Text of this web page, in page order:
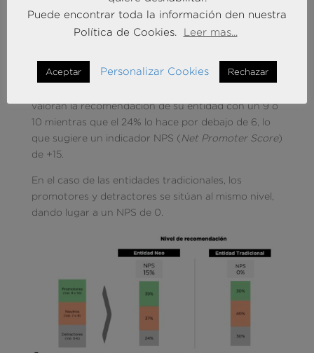
clientes de este tipo de entidad.
La recomendación de los clientes de neobancos es
superior a la de las entidades tradicionales
recomendación mayor que las tradicionales. En el
valoran la recomendación de su entidad con un 9 o
10 mientras que el 24% lo hace por debajo de 6, lo
que sugiere un indicador NPS ( Net Promoter Score)
de +15.
En el caso de las entidades tradicionales, los
promotores y detractores se sitúan al mismo nivel,
dando lugar a un NPS de 0.
Puede encontrar toda la información den nuestra
Política de Cookies.
Leer mas...
Aceptar Personalizar Cookies Rechazar